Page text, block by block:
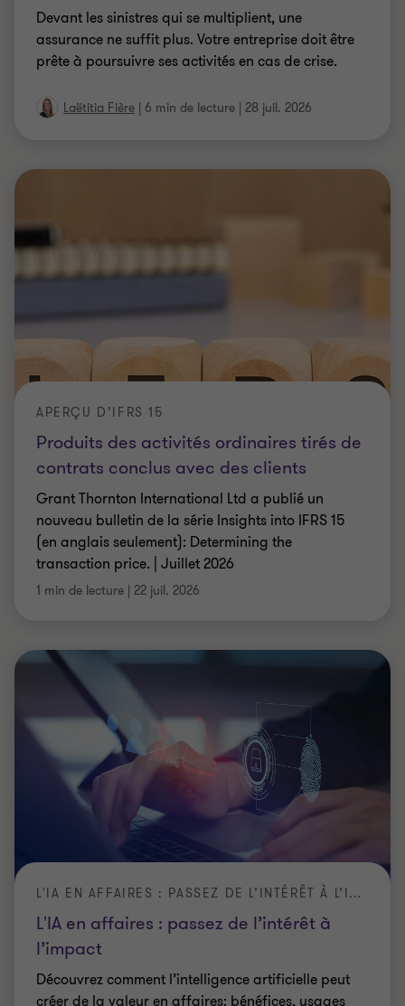
Devant les sinistres qui se multiplient, une
assurance ne suffit plus. Votre entreprise doit être
prête à poursuivre ses activités en cas de crise.
Laëtitia Fière | 6 min de lecture | 28 juil. 2026
Produits des activités ordinaires tirés de
contrats conclus avec des clients
APERÇU D’IFRS 15
Grant Thornton International Ltd a publié un
nouveau bulletin de la série Insights into IFRS 15
(en anglais seulement): Determining the
transaction price. | Juillet 2026
1 min de lecture | 22 juil. 2026
L'IA en affaires : passez de l’intérêt à
l’impact
L'IA EN AFFAIRES : PASSEZ DE L’INTÉRÊT À L’IMPACT
Découvrez comment l’intelligence artificielle peut
créer de la valeur en affaires: bénéfices, usages